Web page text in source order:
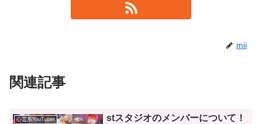
mii
関連記事
心霊系YouTuber
stスタジオのメンバーについて！